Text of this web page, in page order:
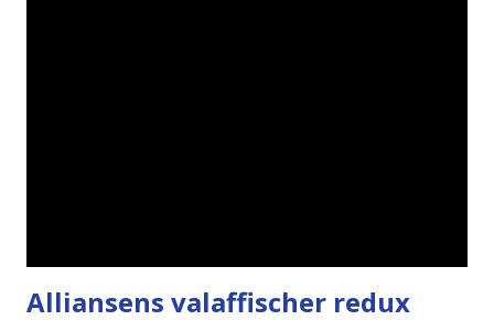
Alliansens valaffischer redux